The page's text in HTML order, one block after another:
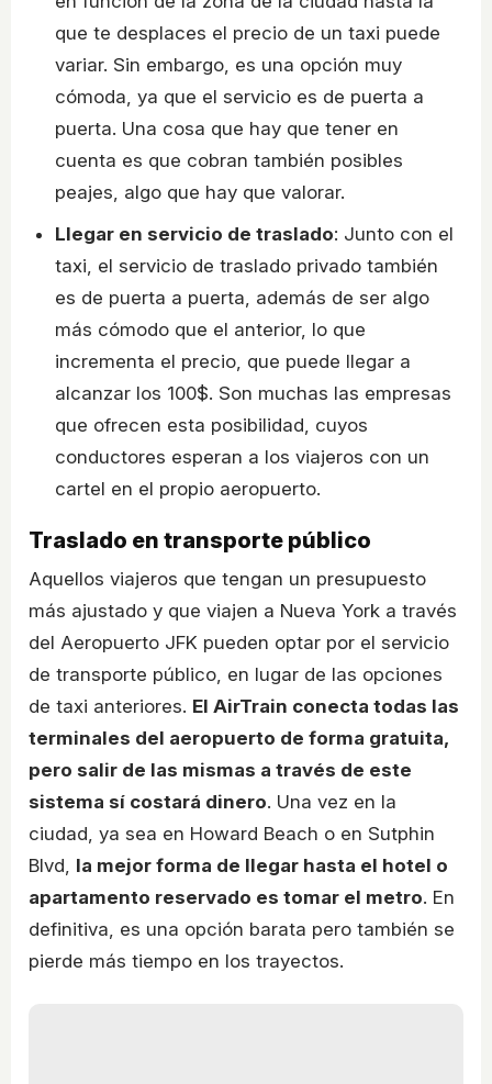
que te desplaces el precio de un taxi puede
variar. Sin embargo, es una opción muy
cómoda, ya que el servicio es de puerta a
puerta. Una cosa que hay que tener en
cuenta es que cobran también posibles
peajes, algo que hay que valorar.
Llegar en servicio de traslado: Junto con el
taxi, el servicio de traslado privado también
es de puerta a puerta, además de ser algo
más cómodo que el anterior, lo que
incrementa el precio, que puede llegar a
alcanzar los 100$. Son muchas las empresas
que ofrecen esta posibilidad, cuyos
conductores esperan a los viajeros con un
cartel en el propio aeropuerto.
Traslado en transporte público
Aquellos viajeros que tengan un presupuesto
más ajustado y que viajen a Nueva York a través
del Aeropuerto JFK pueden optar por el servicio
de transporte público, en lugar de las opciones
de taxi anteriores. El AirTrain conecta todas las
terminales del aeropuerto de forma gratuita,
pero salir de las mismas a través de este
sistema sí costará dinero. Una vez en la
ciudad, ya sea en Howard Beach o en Sutphin
Blvd, la mejor forma de llegar hasta el hotel o
apartamento reservado es tomar el metro. En
definitiva, es una opción barata pero también se
pierde más tiempo en los trayectos.